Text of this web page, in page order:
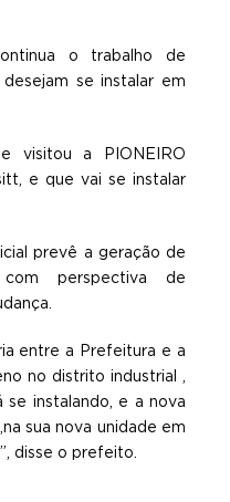
o trabalho de
se instalar em
visitou a PIONEIRO
e que vai se instalar
prevê a geração de
perspectiva de
entre a Prefeitura e a
no distrito industrial ,
instalando, e a nova
sua nova unidade em
disse o prefeito.